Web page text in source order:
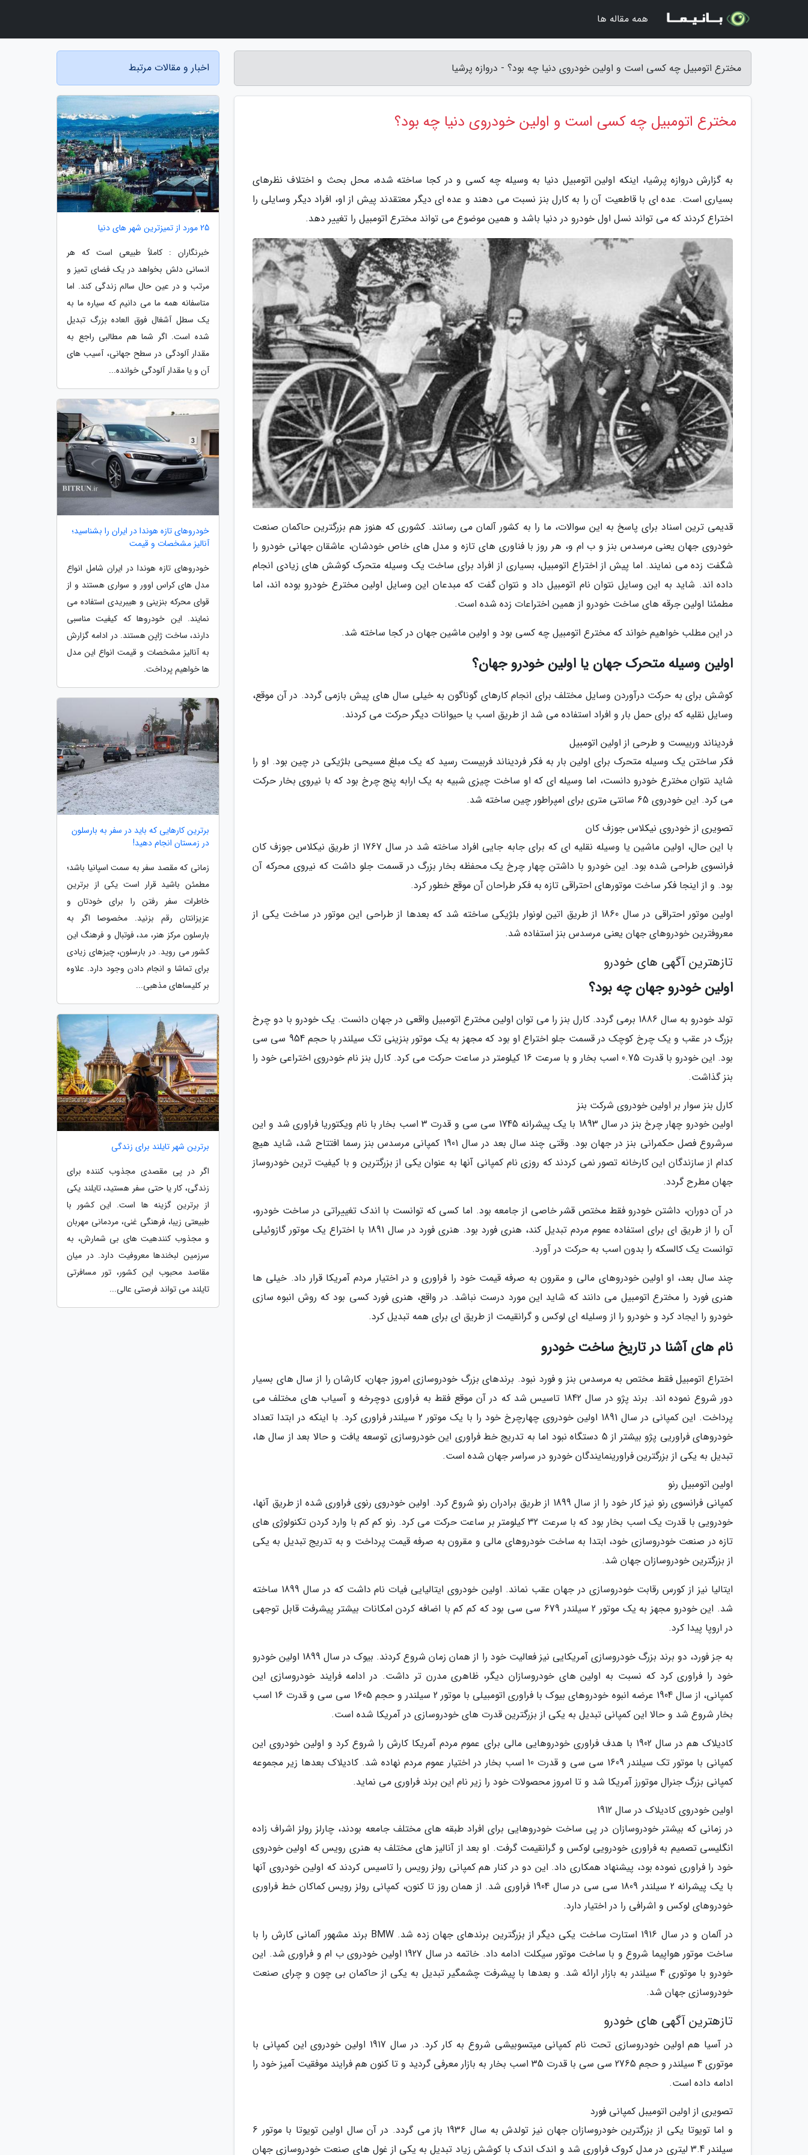
مخترع اتومبیل چه کسی است و اولین خودروی دنیا چه بود؟ - دروازه پرشیا
مخترع اتومبیل چه کسی است و اولین خودروی دنیا چه بود؟
به گزارش دروازه پرشیا، اینکه اولین اتومبیل دنیا به وسیله چه کسی و در کجا ساخته شده، محل بحث و اختلاف نظرهای
بسیاری است. عده ای با قاطعیت آن را به کارل بنز نسبت می دهند و عده ای دیگر معتقدند پیش از او، افراد دیگر وسایلی را
اختراع کردند که می تواند نسل اول خودرو در دنیا باشد و همین موضوع می تواند مخترع اتومبیل را تغییر دهد.
قدیمی ترین اسناد برای پاسخ به این سوالات، ما را به کشور آلمان می رسانند. کشوری که هنوز هم بزرگترین حاکمان صنعت
خودروی جهان یعنی مرسدس بنز و ب ام و، هر روز با فناوری های تازه و مدل های خاص خودشان، عاشقان جهانی خودرو را
شگفت زده می نمایند. اما پیش از اختراع اتومبیل، بسیاری از افراد برای ساخت یک وسیله متحرک کوشش های زیادی انجام
داده اند. شاید به این وسایل نتوان نام اتومبیل داد و نتوان گفت که مبدعان این وسایل اولین مخترع خودرو بوده اند، اما
مطمئنا اولین جرقه های ساخت خودرو از همین اختراعات زده شده است.
در این مطلب خواهیم خواند که مخترع اتومبیل چه کسی بود و اولین ماشین جهان در کجا ساخته شد.
اولین وسیله متحرک جهان یا اولین خودرو جهان؟
کوشش برای به حرکت درآوردن وسایل مختلف برای انجام کارهای گوناگون به خیلی سال های پیش بازمی گردد. در آن موقع،
وسایل نقلیه که برای حمل بار و افراد استفاده می شد از طریق اسب یا حیوانات دیگر حرکت می کردند.
فردیناند وربیست و طرحی از اولین اتومبیل
فکر ساختن یک وسیله متحرک برای اولین بار به فکر فردیناند فربیست رسید که یک مبلغ مسیحی بلژیکی در چین بود. او را
شاید نتوان مخترع خودرو دانست، اما وسیله ای که او ساخت چیزی شبیه به یک ارابه پنج چرخ بود که با نیروی بخار حرکت
می کرد. این خودروی 65 سانتی متری برای امپراطور چین ساخته شد.
تصویری از خودروی نیکلاس جوزف کان
با این حال، اولین ماشین یا وسیله نقلیه ای که برای جابه جایی افراد ساخته شد در سال 1767 از طریق نیکلاس جوزف کان
فرانسوی طراحی شده بود. این خودرو با داشتن چهار چرخ یک محفظه بخار بزرگ در قسمت جلو داشت که نیروی محرکه آن
بود. و از اینجا فکر ساخت موتورهای احتراقی تازه به فکر طراحان آن موقع خطور کرد.
اولین موتور احتراقی در سال 1860 از طریق اتین لونوار بلژیکی ساخته شد که بعدها از طراحی این موتور در ساخت یکی از
معروفترین خودروهای جهان یعنی مرسدس بنز استفاده شد.
تازهترین آگهی های خودرو
اولین خودرو جهان چه بود؟
تولد خودرو به سال 1886 برمی گردد. کارل بنز را می توان اولین مخترع اتومبیل واقعی در جهان دانست. یک خودرو با دو چرخ
بزرگ در عقب و یک چرخ کوچک در قسمت جلو اختراع او بود که مجهز به یک موتور بنزینی تک سیلندر با حجم 954 سی سی
بود. این خودرو با قدرت 0.75 اسب بخار و با سرعت 16 کیلومتر در ساعت حرکت می کرد. کارل بنز نام خودروی اختراعی خود را
بنز گذاشت.
کارل بنز سوار بر اولین خودروی شرکت بنز
اولین خودرو چهار چرخ بنز در سال 1893 با یک پیشرانه 1745 سی سی و قدرت 3 اسب بخار با نام ویکتوریا فراوری شد و این
سرشروع فصل حکمرانی بنز در جهان بود. وقتی چند سال بعد در سال 1901 کمپانی مرسدس بنز رسما افتتاح شد، شاید هیچ
کدام از سازندگان این کارخانه تصور نمی کردند که روزی نام کمپانی آنها به عنوان یکی از بزرگترین و با کیفیت ترین خودروساز
جهان مطرح گردد.
در آن دوران، داشتن خودرو فقط مختص قشر خاصی از جامعه بود. اما کسی که توانست با اندک تغییراتی در ساخت خودرو،
آن را از طریق ای برای استفاده عموم مردم تبدیل کند، هنری فورد بود. هنری فورد در سال 1891 با اختراع یک موتور گازوئیلی
توانست یک کالسکه را بدون اسب به حرکت در آورد.
چند سال بعد، او اولین خودروهای مالی و مقرون به صرفه قیمت خود را فراوری و در اختیار مردم آمریکا قرار داد. خیلی ها
هنری فورد را مخترع اتومبیل می دانند که شاید این مورد درست نباشد. در واقع، هنری فورد کسی بود که روش انبوه سازی
خودرو را ایجاد کرد و خودرو را از وسلیله ای لوکس و گرانقیمت از طریق ای برای همه تبدیل کرد.
نام های آشنا در تاریخ ساخت خودرو
اختراع اتومبیل فقط مختص به مرسدس بنز و فورد نبود. برندهای بزرگ خودروسازی امروز جهان، کارشان را از سال های بسیار
دور شروع نموده اند. برند پژو در سال 1842 تاسیس شد که در آن موقع فقط به فراوری دوچرخه و آسیاب های مختلف می
پرداخت. این کمپانی در سال 1891 اولین خودروی چهارچرخ خود را با یک موتور 2 سیلندر فراوری کرد. با اینکه در ابتدا تعداد
خودروهای فراوریی پژو بیشتر از 5 دستگاه نبود اما به تدریج خط فراوری این خودروسازی توسعه یافت و حالا بعد از سال ها،
تبدیل به یکی از بزرگترین فراورینمایندگان خودرو در سراسر جهان شده است.
اولین اتومبیل رنو
کمپانی فرانسوی رنو نیز کار خود را از سال 1899 از طریق برادران رنو شروع کرد. اولین خودروی رنوی فراوری شده از طریق آنها،
خودرویی با قدرت یک اسب بخار بود که با سرعت 32 کیلومتر بر ساعت حرکت می کرد. رنو کم کم با وارد کردن تکنولوژی های
تازه در صنعت خودروسازی خود، ابتدا به ساخت خودروهای مالی و مقرون به صرفه قیمت پرداخت و به تدریج تبدیل به یکی
از بزرگترین خودروسازان جهان شد.
ایتالیا نیز از کورس رقابت خودروسازی در جهان عقب نماند. اولین خودروی ایتالیایی فیات نام داشت که در سال 1899 ساخته
شد. این خودرو مجهز به یک موتور 2 سیلندر 679 سی سی بود که کم کم با اضافه کردن امکانات بیشتر پیشرفت قابل توجهی
در اروپا پیدا کرد.
به جز فورد، دو برند بزرگ خودروسازی آمریکایی نیز فعالیت خود را از همان زمان شروع کردند. بیوک در سال 1899 اولین خودرو
خود را فراوری کرد که نسبت به اولین های خودروسازان دیگر، ظاهری مدرن تر داشت. در ادامه فرایند خودروسازی این
کمپانی، از سال 1904 عرضه انبوه خودروهای بیوک با فراوری اتومبیلی با موتور 2 سیلندر و حجم 1605 سی سی و قدرت 16 اسب
بخار شروع شد و حالا این کمپانی تبدیل به یکی از بزرگترین قدرت های خودروسازی در آمریکا شده است.
کادیلاک هم در سال 1902 با هدف فراوری خودروهایی مالی برای عموم مردم آمریکا کارش را شروع کرد و اولین خودروی این
کمپانی با موتور تک سیلندر 1609 سی سی و قدرت 10 اسب بخار در اختیار عموم مردم نهاده شد. کادیلاک بعدها زیر مجموعه
کمپانی بزرگ جنرال موتورز آمریکا شد و تا امروز محصولات خود را زیر نام این برند فراوری می نماید.
اولین خودروی کادیلاک در سال 1912
در زمانی که بیشتر خودروسازان در پی ساخت خودروهایی برای افراد طبقه های مختلف جامعه بودند، چارلز رولز اشراف زاده
انگلیسی تصمیم به فراوری خودرویی لوکس و گرانقیمت گرفت. او بعد از آنالیز های مختلف به هنری رویس که اولین خودروی
خود را فراوری نموده بود، پیشنهاد همکاری داد. این دو در کنار هم کمپانی رولز رویس را تاسیس کردند که اولین خودروی آنها
با یک پیشرانه 2 سیلندر 1809 سی سی در سال 1904 فراوری شد. از همان روز تا کنون، کمپانی رولز رویس کماکان خط فراوری
خودروهای لوکس و اشرافی را در اختیار دارد.
در آلمان و در سال 1916 استارت ساخت یکی دیگر از بزرگترین برندهای جهان زده شد. BMW برند مشهور آلمانی کارش را با
ساخت موتور هواپیما شروع و با ساخت موتور سیکلت ادامه داد. خاتمه در سال 1927 اولین خودروی ب ام و فراوری شد. این
خودرو با موتوری 4 سیلندر به بازار ارائه شد. و بعدها با پیشرفت چشمگیر تبدیل به یکی از حاکمان بی چون و چرای صنعت
خودروسازی جهان شد.
تازهترین آگهی های خودرو
در آسیا هم اولین خودروسازی تحت نام کمپانی میتسوبیشی شروع به کار کرد. در سال 1917 اولین خودروی این کمپانی با
موتوری 4 سیلندر و حجم 2765 سی سی با قدرت 35 اسب بخار به بازار معرفی گردید و تا کنون هم فرایند موفقیت آمیز خود را
ادامه داده است.
تصویری از اولین اتومیبل کمپانی فورد
و اما تویوتا یکی از بزرگترین خودروسازان جهان نیز تولدش به سال 1936 باز می گردد. در آن سال اولین تویوتا با موتور 6
سیلندر 3.4 لیتری در مدل کروک فراوری شد و اندک اندک با کوشش زیاد تبدیل به یکی از غول های صنعت خودروسازی جهان
اخبار و مقالات مرتبط
25 مورد از تمیزترین شهر های دنیا
خبرنگاران : کاملاً طبیعی است که هر
انسانی دلش بخواهد در یک فضای تمیز و
مرتب و در عین حال سالم زندگی کند. اما
متاسفانه همه ما می دانیم که سیاره ما به
یک سطل آشغال فوق العاده بزرگ تبدیل
شده است. اگر شما هم مطالبی راجع به
مقدار آلودگی در سطح جهانی، آسیب های
آن و یا مقدار آلودگی خوانده...
خودروهای تازه هوندا در ایران را بشناسید؛
آنالیز مشخصات و قیمت
خودروهای تازه هوندا در ایران شامل انواع
مدل های کراس اوور و سواری هستند و از
قوای محرکه بنزینی و هیبریدی استفاده می
نمایند. این خودروها که کیفیت مناسبی
دارند، ساخت ژاپن هستند. در ادامه گزارش
به آنالیز مشخصات و قیمت انواع این مدل
ها خواهیم پرداخت.
برترین کارهایی که باید در سفر به بارسلون
در زمستان انجام دهید!
زمانی که مقصد سفر به سمت اسپانیا باشد؛
مطمئن باشید قرار است یکی از برترین
خاطرات سفر رفتن را برای خودتان و
عزیزانتان رقم بزنید. مخصوصا اگر به
بارسلون مرکز هنر، مد، فوتبال و فرهنگ این
کشور می روید. در بارسلون، چیزهای زیادی
برای تماشا و انجام دادن وجود دارد. علاوه
بر کلیساهای مذهبی...
برترین شهر تایلند برای زندگی
اگر در پی مقصدی مجذوب کننده برای
زندگی، کار یا حتی سفر هستید، تایلند یکی
از برترین گزینه ها است. این کشور با
طبیعتی زیبا، فرهنگی غنی، مردمانی مهربان
و مجذوب کنندهیت های بی شمارش، به
سرزمین لبخندها معروفیت دارد. در میان
مقاصد محبوب این کشور، تور مسافرتی
تایلند می تواند فرصتی عالی...
همه مقاله ها